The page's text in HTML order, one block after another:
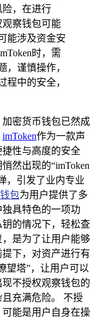
险，在进行
观察钱包可能
能涉及资金安
时，需
，谨慎操作，
程中的安全，
密货币钱包已然成
imToken作为一款声
性与高度的安全
然出现的“imToken
，引发了业内专业
包为用户提供了多
具特色的一项功
的情况下，轻松查
是为了让用户能够
下，对资产进行有
望塔”，让用户可以
不授权观察钱包的
充满危险。 不授
能是用户自身在操